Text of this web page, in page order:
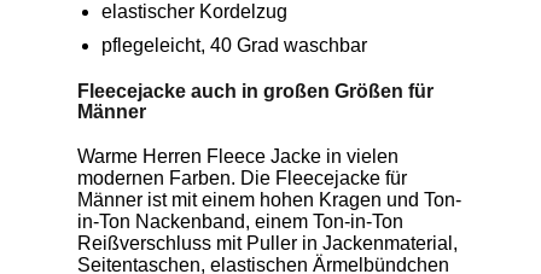
elastischer Kordelzug
pflegeleicht, 40 Grad waschbar
Fleecejacke auch in großen Größen für
Männer
Warme Herren Fleece Jacke in vielen
modernen Farben. Die Fleecejacke für
Männer ist mit einem hohen Kragen und Ton-
in-Ton Nackenband, einem Ton-in-Ton
Reißverschluss mit Puller in Jackenmaterial,
Seitentaschen, elastischen Ärmelbündchen